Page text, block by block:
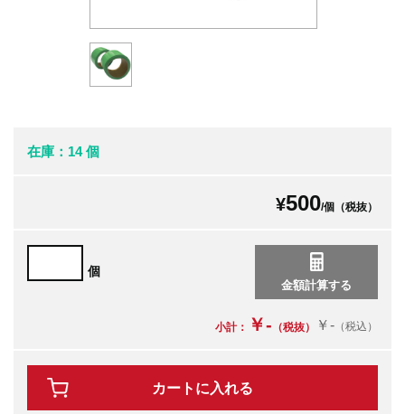
在庫：14 個
¥500/個（税抜）
個
小計： ￥- （税抜） ￥- （税込）
カートに入れる